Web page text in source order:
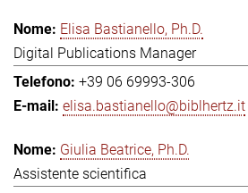
Elisa Bastianello, Ph.D.
Digital Publications Manager
+39 06 69993-306
elisa.bastianello@biblhertz.it
Giulia Beatrice, Ph.D.
Assistente scientifica